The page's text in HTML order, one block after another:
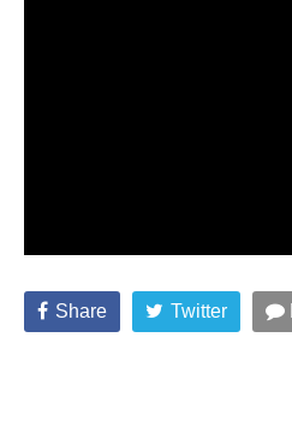
Share Twitter